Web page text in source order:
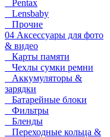
Pentax
Lensbaby
Прочие
04 Аксессуары для фото
& видео
Карты памяти
Чехлы сумки ремни
Аккумуляторы &
зарядки
Батарейные блоки
Фильтры
Бленды
Переходные кольца &